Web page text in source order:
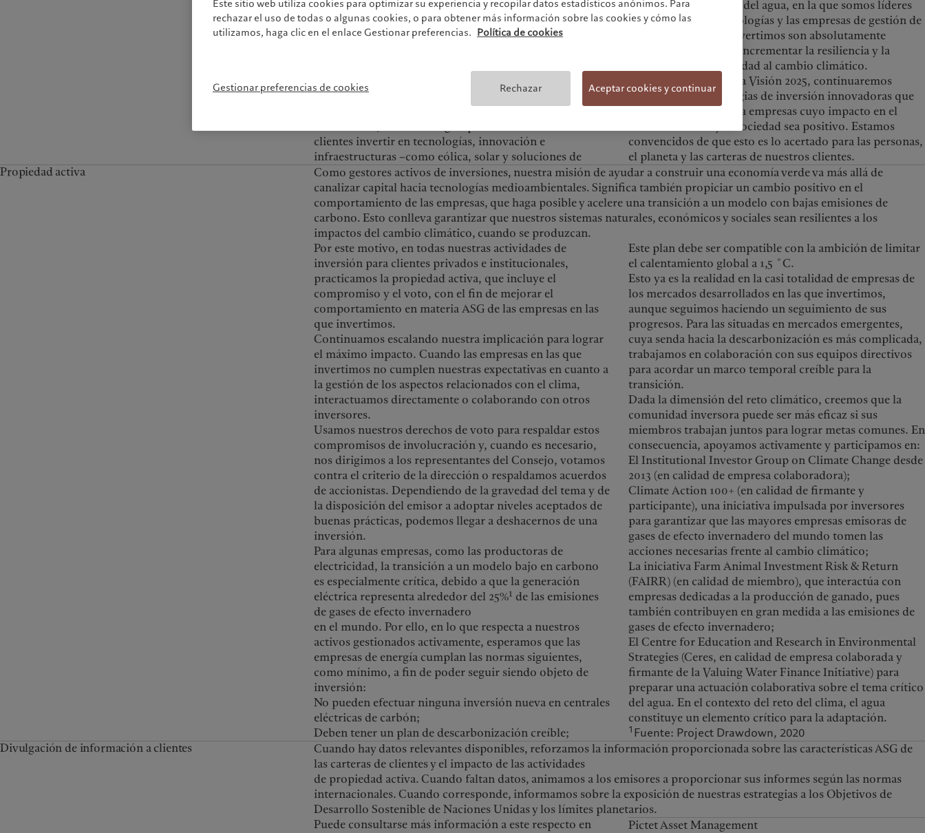
dirigían el capital hacia empresas que proporcionaban
soluciones a problemas medioambientales. Estas
estrategias captaron 6.300 millones de CHF en 2020,
inversión gestionados por Pictet como los mayores o
segundos mayores del mundo en las categorías de
clientes invertir en tecnologías, innovación e
infraestructuras –como eólica, solar y soluciones de
1,5 ˚C. En la industria del agua, en la que somos líderes
en inversión, las tecnologías y las empresas de gestión de
recursos en las que invertimos son absolutamente
imprescindibles para incrementar la resiliencia y la
adaptación de la sociedad al cambio climático.
En el marco de nuestra Visión 2025, continuaremos
desarrollando estrategias de inversión innovadoras que
proporcionen capital a empresas cuyo impacto en el
medio ambiente y la sociedad sea positivo. Estamos
convencidos de que esto es lo acertado para las personas,
el planeta y las carteras de nuestros clientes.
Propiedad activa
Como gestores activos de inversiones, nuestra misión de ayudar a construir una economía verde va más allá de
canalizar capital hacia tecnologías medioambientales. Significa también propiciar un cambio positivo en el
comportamiento de las empresas, que haga posible y acelere una transición a un modelo con bajas emisiones de
carbono. Esto conlleva garantizar que nuestros sistemas naturales, económicos y sociales sean resilientes a los
impactos del cambio climático, cuando se produzcan.
Por este motivo, en todas nuestras actividades de
inversión para clientes privados e institucionales,
practicamos la propiedad activa, que incluye el
compromiso y el voto, con el fin de mejorar el
comportamiento en materia ASG de las empresas en las
que invertimos.
Continuamos escalando nuestra implicación para lograr
el máximo impacto. Cuando las empresas en las que
invertimos no cumplen nuestras expectativas en cuanto a
la gestión de los aspectos relacionados con el clima,
interactuamos directamente o colaborando con otros
inversores.
Usamos nuestros derechos de voto para respaldar estos
compromisos de involucración y, cuando es necesario,
nos dirigimos a los representantes del Consejo, votamos
contra el criterio de la dirección o respaldamos acuerdos
de accionistas. Dependiendo de la gravedad del tema y de
la disposición del emisor a adoptar niveles aceptados de
buenas prácticas, podemos llegar a deshacernos de una
inversión.
Para algunas empresas, como las productoras de
electricidad, la transición a un modelo bajo en carbono
es especialmente crítica, debido a que la generación
eléctrica representa alrededor del 25%1 de las emisiones
de gases de efecto invernadero
en el mundo. Por ello, en lo que respecta a nuestros
activos gestionados activamente, esperamos que las
empresas de energía cumplan las normas siguientes,
como mínimo, a fin de poder seguir siendo objeto de
inversión:
No pueden efectuar ninguna inversión nueva en centrales
eléctricas de carbón;
Deben tener un plan de descarbonización creíble;
Este plan debe ser compatible con la ambición de limitar
el calentamiento global a 1,5 ˚C.
Esto ya es la realidad en la casi totalidad de empresas de
los mercados desarrollados en las que invertimos,
aunque seguimos haciendo un seguimiento de sus
progresos. Para las situadas en mercados emergentes,
cuya senda hacia la descarbonización es más complicada,
trabajamos en colaboración con sus equipos directivos
para acordar un marco temporal creíble para la
transición.
Dada la dimensión del reto climático, creemos que la
comunidad inversora puede ser más eficaz si sus
miembros trabajan juntos para lograr metas comunes. En
consecuencia, apoyamos activamente y participamos en:
El Institutional Investor Group on Climate Change desde
2013 (en calidad de empresa colaboradora);
Climate Action 100+ (en calidad de firmante y
participante), una iniciativa impulsada por inversores
para garantizar que las mayores empresas emisoras de
gases de efecto invernadero del mundo tomen las
acciones necesarias frente al cambio climático;
La iniciativa Farm Animal Investment Risk & Return
(FAIRR) (en calidad de miembro), que interactúa con
empresas dedicadas a la producción de ganado, pues
también contribuyen en gran medida a las emisiones de
gases de efecto invernadero;
El Centre for Education and Research in Environmental
Strategies (Ceres, en calidad de empresa colaborada y
firmante de la Valuing Water Finance Initiative) para
preparar una actuación colaborativa sobre el tema crítico
del agua. En el contexto del reto del clima, el agua
constituye un elemento crítico para la adaptación.
1 Fuente: Project Drawdown, 2020
Divulgación de información a clientes
Cuando hay datos relevantes disponibles, reforzamos la información proporcionada sobre las características ASG de
las carteras de clientes y el impacto de las actividades
de propiedad activa. Cuando faltan datos, animamos a los emisores a proporcionar sus informes según las normas
internacionales. Cuando corresponde, informamos sobre la exposición de nuestras estrategias a los Objetivos de
Desarrollo Sostenible de Naciones Unidas y los límites planetarios.
Puede consultarse más información a este respecto en
Pictet Asset Management
Este sitio web utiliza cookies para optimizar su experiencia y recopilar datos estadísticos anónimos. Para
rechazar el uso de todas o algunas cookies, o para obtener más información sobre las cookies y cómo las
utilizamos, haga clic en el enlace Gestionar preferencias. Política de cookies
Gestionar preferencias de cookies Rechazar Aceptar cookies y continuar